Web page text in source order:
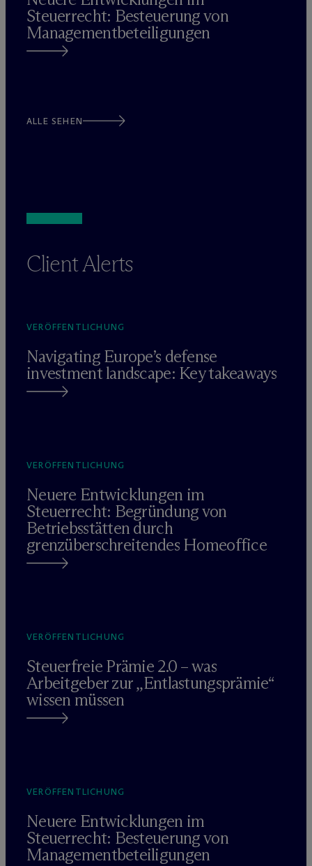
Steuerrecht: Besteuerung von
Managementbeteiligungen
ALLE SEHEN
Client Alerts
VERÖFFENTLICHUNG
Navigating Europe’s defense
investment landscape: Key takeaways
VERÖFFENTLICHUNG
Neuere Entwicklungen im
Steuerrecht: Begründung von
Betriebsstätten durch
grenzüberschreitendes Homeoffice
VERÖFFENTLICHUNG
Steuerfreie Prämie 2.0 – was
Arbeitgeber zur „Entlastungsprämie“
wissen müssen
VERÖFFENTLICHUNG
Neuere Entwicklungen im
Steuerrecht: Besteuerung von
Managementbeteiligungen